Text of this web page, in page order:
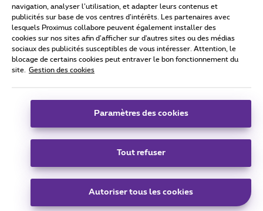
Tous droits réservés. © 2026 Proximus
Conditions générales, info consommateur
Coordonnées de l’entreprise
Boulevard du Roi Albert II 27 - B-1030 Bruxelles.
Carrier & Wholesale Solutions
|Telindus
|Sitemap
navigation, analyser l’utilisation, et adapter leurs contenus et
publicités sur base de vos centres d’intérêts. Les partenaires avec
lesquels Proximus collabore peuvent également installer des
cookies sur nos sites afin d’afficher sur d'autres sites ou des médias
sociaux des publicités susceptibles de vous intéresser. Attention, le
blocage de certains cookies peut entraver le bon fonctionnement du
site.
Gestion des cookies
Paramètres des cookies
Tout refuser
Autoriser tous les cookies